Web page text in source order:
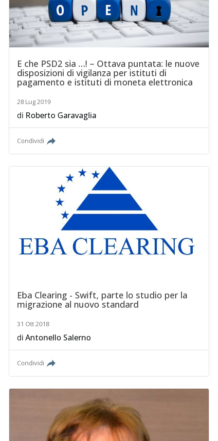
E che PSD2 sia …! – Ottava puntata: le nuove
disposizioni di vigilanza per istituti di
pagamento e istituti di moneta elettronica
28 Lug 2019
di Roberto Garavaglia
Condividi
Eba Clearing - Swift, parte lo studio per la
migrazione al nuovo standard
31 Ott 2018
diAntonello Salerno
Condividi